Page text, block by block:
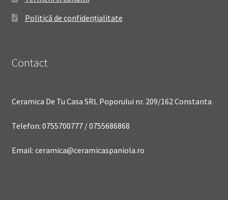
Politică de confidențialitate
Contact
Ceramica De Tu Casa SRL Poporului nr. 209/162 Constanta
Telefon: 0755700777 / 0755686868
Email: ceramica@ceramicaspaniola.ro